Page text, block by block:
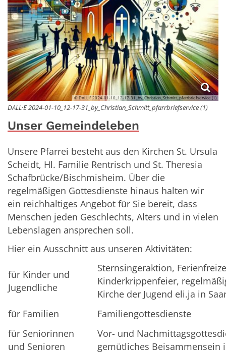
© DALL·E 2024-01-10_12-17-31_by_Christian_Schmitt_pfarrbriefservice (1)
DALL·E 2024-01-10_12-17-31_by_Christian_Schmitt_pfarrbriefservice (1)
Unser Gemeindeleben
Unsere Pfarrei besteht aus den Kirchen St. Ursula
Scheidt, Hl. Familie Rentrisch und St. Theresia
Schafbrücke/Bischmisheim. Über die
regelmäßigen Gottesdienste hinaus halten wir
ein reichhaltiges Angebot für Sie bereit, dass
Menschen jeden Geschlechts, Alters und in vielen
Lebenslagen ansprechen soll.
Hier ein Ausschnitt aus unseren Aktivitäten:
für Kinder und
Jugendliche
Sternsingeraktion,
Kinderkrippenfeier,
Kirche der Jugend eli.ja in
für Familien
Familiengottesdienste
für Seniorinnen
und Senioren
Vor- und
gemütliches Beisammensein